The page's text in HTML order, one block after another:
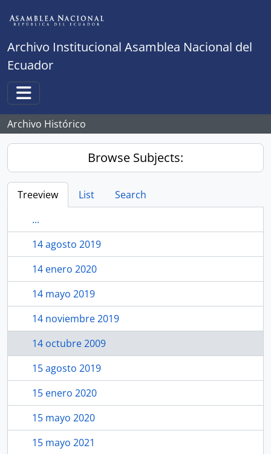
Archivo Institucional Asamblea Nacional del
Ecuador
Toggle navigation
Archivo Histórico
Browse Subjects:
Treeview List
Search
...
14 agosto 2019
14 enero 2020
14 mayo 2019
14 noviembre 2019
14 octubre 2009
15 agosto 2019
15 enero 2020
15 mayo 2020
15 mayo 2021